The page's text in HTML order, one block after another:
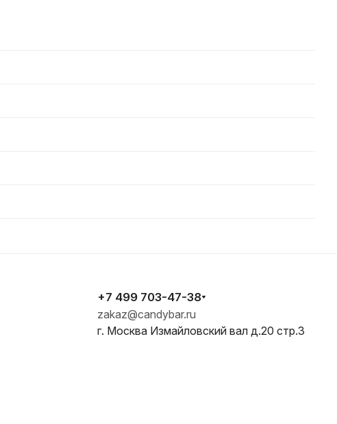
+7 499 703-47-38
zakaz@candybar.ru
г. Москва Измайловский вал д.20 стр.3